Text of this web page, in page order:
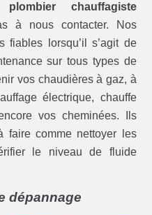
plombier chauffagiste
à nous contacter. Nos
fiables lorsqu’il s’agit de
sur tous types de
vos chaudières à gaz, à
électrique, chauffe
vos cheminées. Ils
faire comme nettoyer les
le niveau de fluide
dépannage